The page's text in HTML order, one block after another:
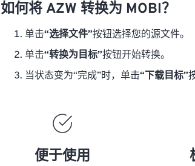
如何将 AZW 转换为 MOBI？
单击“选择文件”按钮选择您的源文件。
单击“转换为目标”按钮开始转换。
当状态变为“完成”时，单击“下载目标”
便于使用